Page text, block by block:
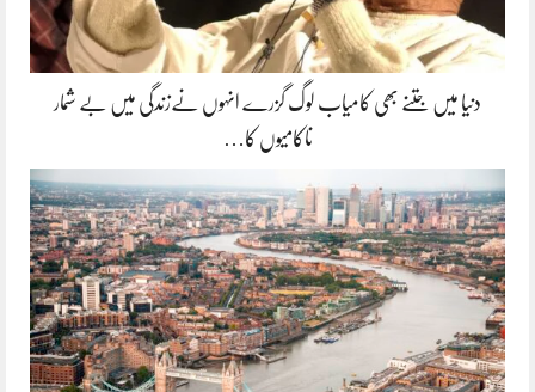
دنیا میں جتنے بھی کامیاب لوگ گزرے انہوں نےزندگی میں بے شمار
ناکامیوں کا…